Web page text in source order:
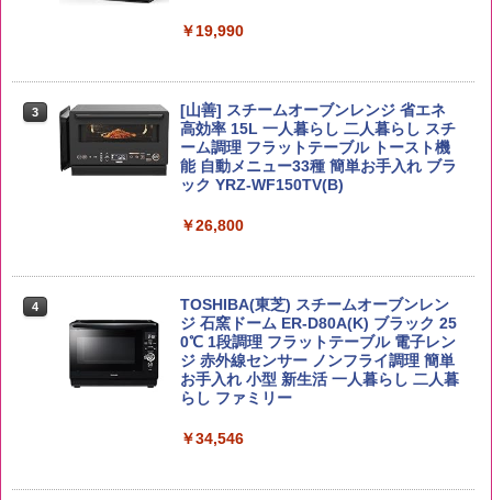
【在庫処分価格】ももたろう印 無洗米 5
by Amazon あきたこまちブレンド 無洗
新潟県産新之助 無洗米 5kg 令和7年産
￥4,536
￥4,919
容量 4リットル
サントリー シングルモルト ウイスキー
白州 Story of the Distillery 2026 化粧箱
入 700ml
￥20,000
| 業務用 夜食 カップラーメン ミニカップ
￥1,288
ーフードヌードル 高たんぱく&低糖質 さ
マルちゃん マルちゃんZUBAAAN! 横浜
家系醤油豚骨 3食パック 130g×3食
￥467
￥19,990
3
[山善] スチームオーブンレンジ 省エネ
高効率 15L 一人暮らし 二人暮らし スチ
ーム調理 フラットテーブル トースト機
能 自動メニュー33種 簡単お手入れ ブラ
ック YRZ-WF150TV(B)
￥26,800
4
TOSHIBA(東芝) スチームオーブンレン
ジ 石窯ドーム ER-D80A(K) ブラック 25
0℃ 1段調理 フラットテーブル 電子レン
ジ 赤外線センサー ノンフライ調理 簡単
お手入れ 小型 新生活 一人暮らし 二人暮
らし ファミリー
￥34,546